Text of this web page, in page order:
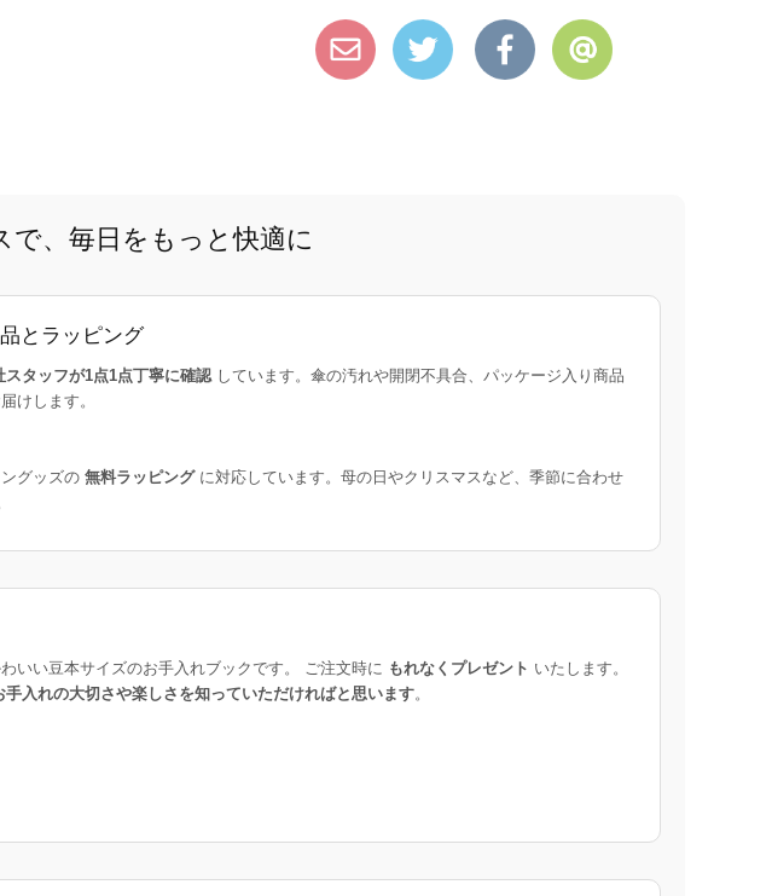
で、毎日をもっと快適に
とラッピング
スタッフが1点1点丁寧に確認しています。傘の汚れや開閉不具合、パッケージ入り商品
けします。
グッズの 無料ラッピングに対応しています。母の日やクリスマスなど、季節に合わせ
いい豆本サイズのお手入れブックです。 ご注文時に もれなくプレゼント いたします。
入れの大切さや楽しさを知っていただければと思います。